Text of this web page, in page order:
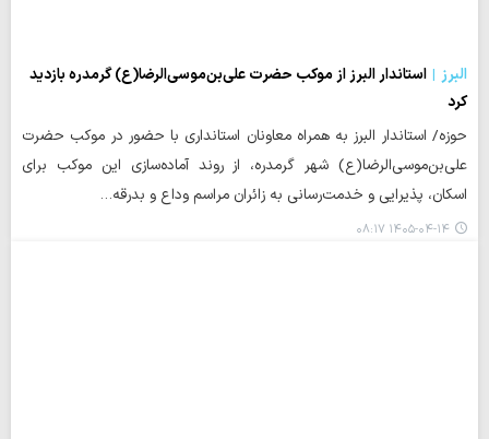
البرز
استاندار البرز از موکب حضرت علی‌بن‌موسی‌الرضا(ع) گرمدره بازدید
کرد
حوزه/ استاندار البرز به همراه معاونان استانداری با حضور در موکب حضرت
علی‌بن‌موسی‌الرضا(ع) شهر گرمدره، از روند آماده‌سازی این موکب برای
اسکان، پذیرایی و خدمت‌رسانی به زائران مراسم وداع و بدرقه…
۱۴۰۵-۰۴-۱۴ ۰۸:۱۷